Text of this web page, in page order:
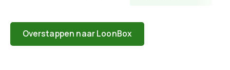
Overstappen naar LoonBox